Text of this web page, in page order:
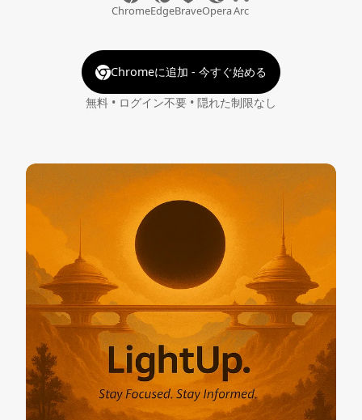
ChromeEdgeBraveOperaArc
Chromeに追加 - 今すぐ始める
無料 • ログイン不要 • 隠れた制限なし